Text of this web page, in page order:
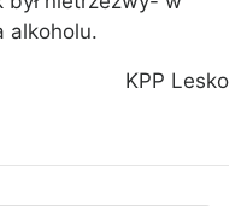
alkoholu.
KPP Lesko